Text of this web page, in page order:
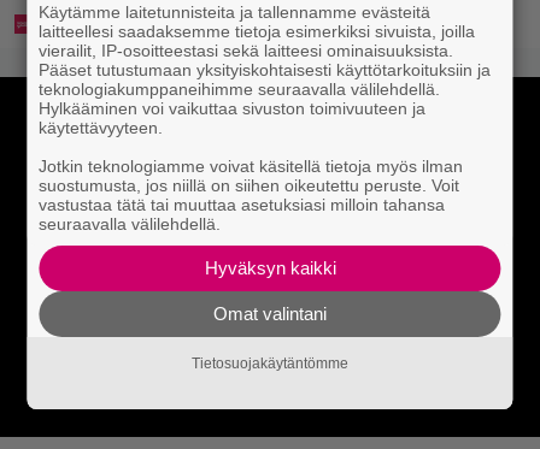
Käytämme laitetunnisteita ja tallennamme evästeitä
laitteellesi saadaksemme tietoja esimerkiksi sivuista, joilla
vierailit, IP-osoitteestasi sekä laitteesi ominaisuuksista.
Pääset tutustumaan yksityiskohtaisesti käyttötarkoituksiin ja
teknologiakumppaneihimme seuraavalla välilehdellä.
Hylkääminen voi vaikuttaa sivuston toimivuuteen ja
käytettävyyteen.
Jotkin teknologiamme voivat käsitellä tietoja myös ilman
suostumusta, jos niillä on siihen oikeutettu peruste. Voit
vastustaa tätä tai muuttaa asetuksiasi milloin tahansa
seuraavalla välilehdellä.
Hyväksyn kaikki
Omat valintani
Tietosuojakäytäntömme